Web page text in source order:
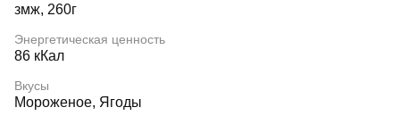
змж, 260г
Энергетическая ценность
86 кКал
Вкусы
Мороженое, Ягоды